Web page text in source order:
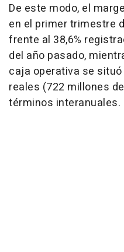
De este modo, el
en el primer trimestre
frente al 38,6%
del año pasado,
caja operativa se
reales (722 millones
términos interanuales.